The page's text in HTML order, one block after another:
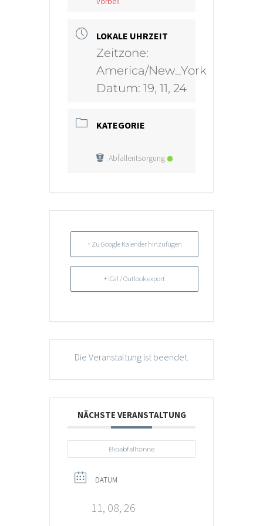
LOKALE UHRZEIT
Zeitzone:
America/New_York
Datum: 19, 11, 24
KATEGORIE
Abfallentsorgung
+ Zu Google Kalender hinzufügen
+ iCal / Outlook export
Die Veranstaltung ist beendet.
NÄCHSTE VERANSTALTUNG
Bioabfalltonne
DATUM
11, 08, 26